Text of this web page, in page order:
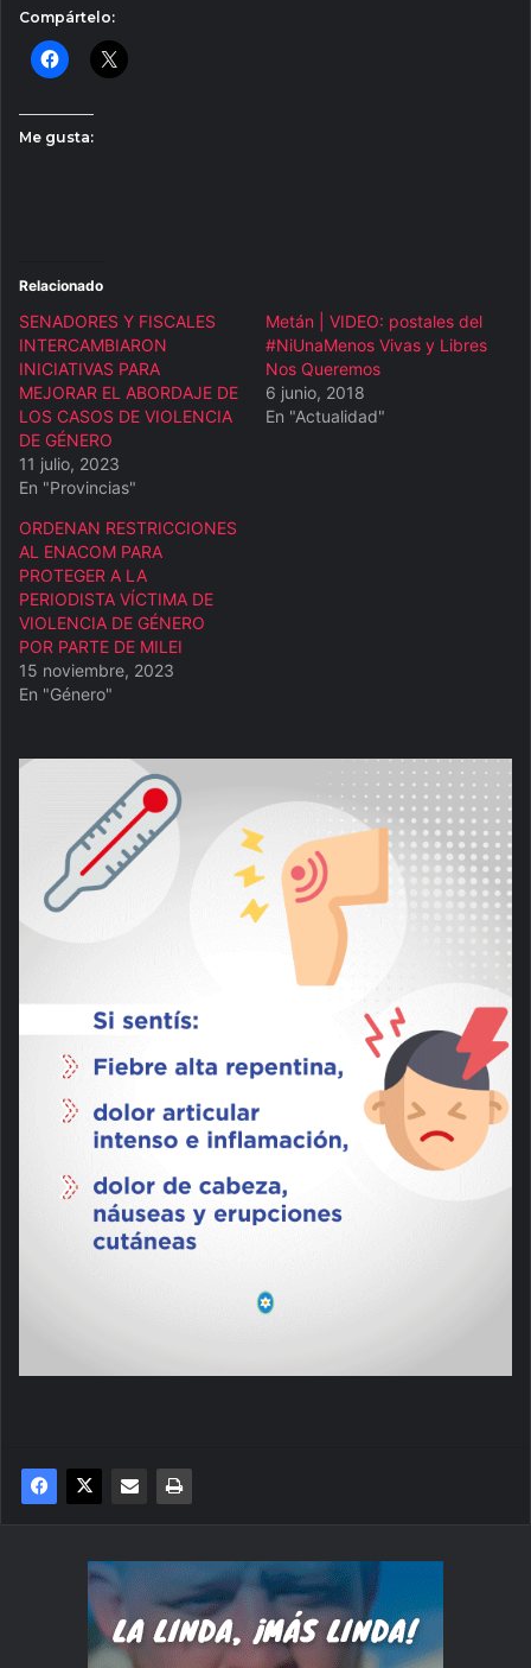
Compártelo:
Me gusta:
Relacionado
SENADORES Y FISCALES
INTERCAMBIARON
INICIATIVAS PARA
MEJORAR EL ABORDAJE DE
LOS CASOS DE VIOLENCIA
DE GÉNERO
11 julio, 2023
En "Provincias"
Metán | VIDEO: postales del
#NiUnaMenos Vivas y Libres
Nos Queremos
6 junio, 2018
En "Actualidad"
ORDENAN RESTRICCIONES
AL ENACOM PARA
PROTEGER A LA
PERIODISTA VÍCTIMA DE
VIOLENCIA DE GÉNERO
POR PARTE DE MILEI
15 noviembre, 2023
En "Género"